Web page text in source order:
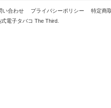
い合わせ プライバシーポリシー 特定商
電子タバコ The Third.